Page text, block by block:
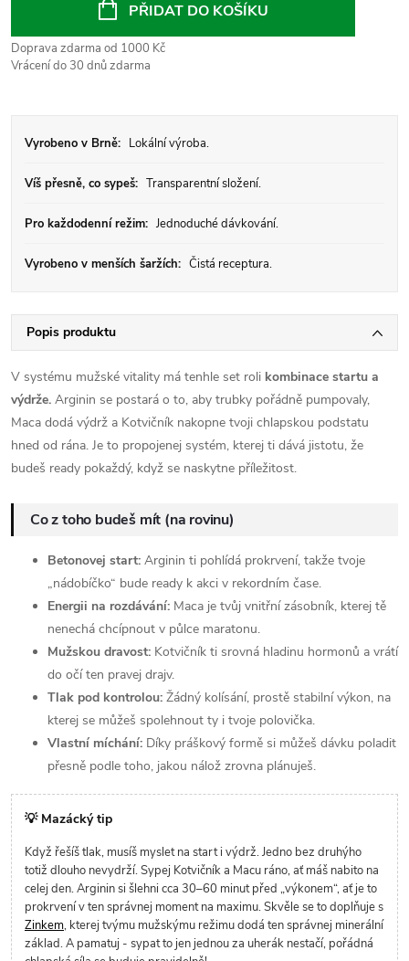
PŘIDAT DO KOŠÍKU
Doprava zdarma od 1000 Kč
Vrácení do 30 dnů zdarma
Vyrobeno v Brně: Lokální výroba.
Víš přesně, co sypeš: Transparentní složení.
Pro každodenní režim: Jednoduché dávkování.
Vyrobeno v menších šaržích: Čistá receptura.
Popis produktu
V systému mužské vitality má tenhle set roli kombinace startu a
výdrže. Arginin se postará o to, aby trubky pořádně pumpovaly,
Maca dodá výdrž a Kotvičník nakopne tvoji chlapskou podstatu
hned od rána. Je to propojenej systém, kterej ti dává jistotu, že
budeš ready pokaždý, když se naskytne příležitost.
Co z toho budeš mít (na rovinu)
Betonovej start: Arginin ti pohlídá prokrvení, takže tvoje
„nádobíčko“ bude ready k akci v rekordním čase.
Energii na rozdávání: Maca je tvůj vnitřní zásobník, kterej tě
nenechá chcípnout v půlce maratonu.
Mužskou dravost: Kotvičník ti srovná hladinu hormonů a vrátí
do očí ten pravej drajv.
Tlak pod kontrolou: Žádný kolísání, prostě stabilní výkon, na
kterej se můžeš spolehnout ty i tvoje polovička.
Vlastní míchání: Díky práškový formě si můžeš dávku poladit
přesně podle toho, jakou nálož zrovna plánuješ.
💡 Mazácký tip
Když řešíš tlak, musíš myslet na start i výdrž. Jedno bez druhýho
totiž dlouho nevydrží. Sypej Kotvičník a Macu ráno, ať máš nabito na
celej den. Arginin si šlehni cca 30–60 minut před „výkonem“, ať je to
prokrvení v ten správnej moment na maximu. Skvěle se to doplňuje s
Zinkem, kterej tvýmu mužskýmu režimu dodá ten správnej minerální
základ. A pamatuj - sypat to jen jednou za uherák nestačí, pořádná